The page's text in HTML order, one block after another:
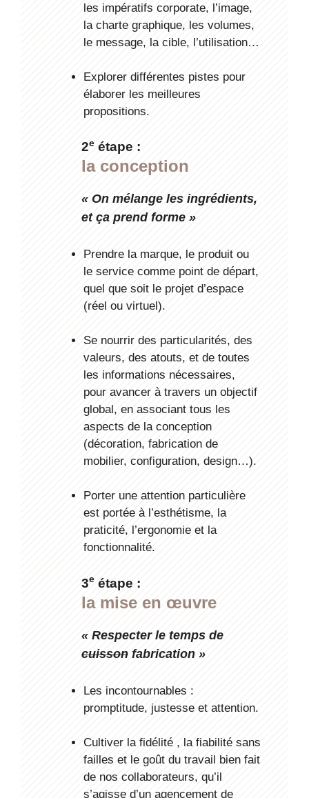
les impératifs corporate, l’image,
la charte graphique, les volumes,
le message, la cible, l’utilisation…
Explorer différentes pistes pour
élaborer les meilleures
propositions.
2e étape :
la conception
« On mélange les ingrédients,
et ça prend forme »
Prendre la marque, le produit ou
le service comme point de départ,
quel que soit le projet d’espace
(réel ou virtuel).
Se nourrir des particularités, des
valeurs, des atouts, et de toutes
les informations nécessaires,
pour avancer à travers un objectif
global, en associant tous les
aspects de la conception
(décoration, fabrication de
mobilier, configuration, design…).
Porter une attention particulière
est portée à l’esthétisme, la
praticité, l’ergonomie et la
fonctionnalité.
3e étape :
la mise en œuvre
« Respecter le temps de
cuisson fabrication »
Les incontournables :
promptitude, justesse et attention.
Cultiver la fidélité , la fiabilité sans
failles et le goût du travail bien fait
de nos collaborateurs, qu’il
s’agisse d’un agencement de